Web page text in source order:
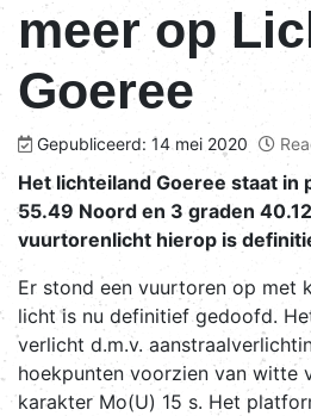
meer op
Goeree
Gepubliceerd: 14 mei 2020
Het lichteiland Goeree staat in
55.49 Noord en 3 graden
vuurtorenlicht hierop is
Er stond een vuurtoren op met
licht is nu definitief gedoofd.
verlicht d.m.v.
hoekpunten voorzien van witte
karakter Mo(U) 15 s. Het